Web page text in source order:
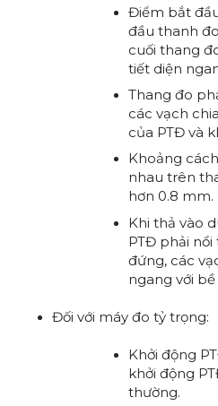
Điểm bắt
đầu thanh
cuối thang
tiết diện
Thang đo
các vạch
của PTĐ và
Khoảng
nhau trên
hơn 0.8 mm.
Khi thả vào
PTĐ phải
đứng, các
ngang với
Đối với máy đo tỷ trọng:
Khởi động
khởi động
thường.